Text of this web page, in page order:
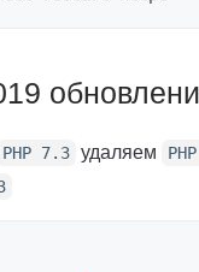
PHP 7.3 удаляем